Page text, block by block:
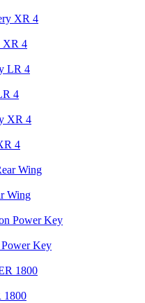
XR 4
4
4
Wing
Key
1800